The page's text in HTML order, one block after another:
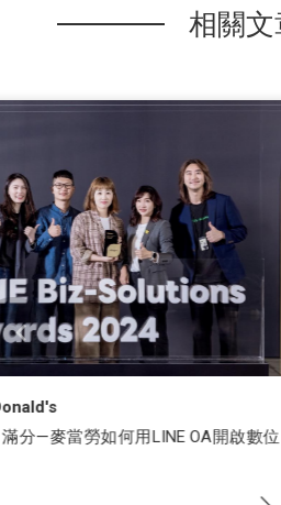
相關文
黑松智販機再進化，AI專屬幻